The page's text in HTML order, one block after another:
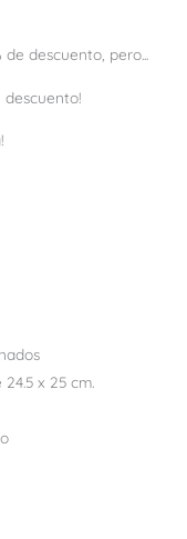
descuento, pero...
descuento!
x 25 cm.